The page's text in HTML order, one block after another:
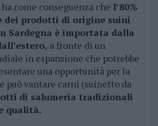
come conseguenza che l’80%
dei prodotti di origine suini
Sardegna è importata dalla
a fronte di un
in espansione che potrebbe
una opportunità per la
può vantare carni (suinetto da
di salumeria tradizionali
qualità.